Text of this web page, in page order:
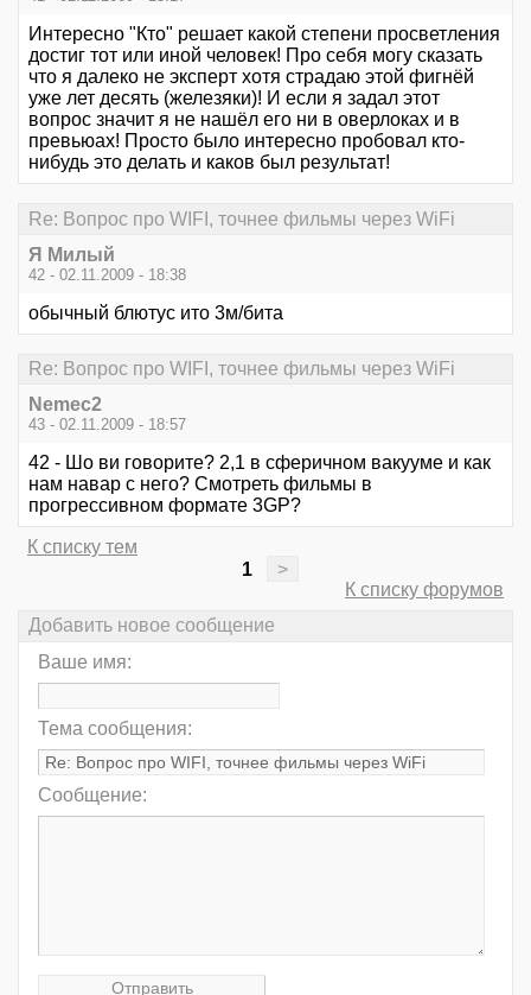
Интересно "Кто" решает какой степени просветления
достиг тот или иной человек! Про себя могу сказать
что я далеко не эксперт хотя страдаю этой фигнёй
уже лет десять (железяки)! И если я задал этот
вопрос значит я не нашёл его ни в оверлоках и в
превьюах! Просто было интересно пробовал кто-
нибудь это делать и каков был результат!
Re: Вопрос про WIFI, точнее фильмы через WiFi
Я Милый
42 - 02.11.2009 - 18:38
обычный блютус ито 3м/бита
Re: Вопрос про WIFI, точнее фильмы через WiFi
Nemec2
43 - 02.11.2009 - 18:57
42 - Шо ви говорите? 2,1 в сферичном вакууме и как
нам навар с него? Смотреть фильмы в
прогрессивном формате 3GP?
К списку тем
1
>
К списку форумов
Добавить новое сообщение
Ваше имя:
Тема сообщения:
Сообщение: